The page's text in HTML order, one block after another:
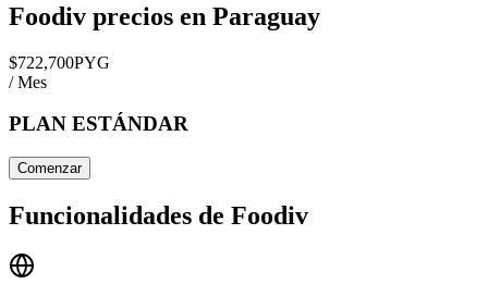
Foodiv precios en Paraguay
$722,700PYG
/ Mes
PLAN ESTÁNDAR
Comenzar
Funcionalidades de Foodiv